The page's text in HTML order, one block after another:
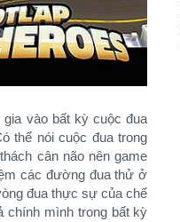
vào bất kỳ cuộc đua
thể nói cuộc đua trong
cân não nên game
các đường đua thử ở
đua thực sự của chế
chính mình trong bất kỳ